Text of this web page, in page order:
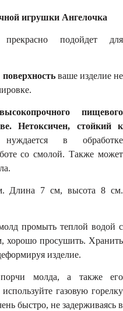
игрушки Ангелочка
подойдет для
ваше изделие не
пищевого
Нетоксичен, стойкийк
в обработке
со смолой. Также может
Длина 7 см, высота 8 см.
промыть теплой водой с
хорошо просушить. Хранить
изделие.
молда, а также его
газовую горелку
быстро, не задерживаясь в